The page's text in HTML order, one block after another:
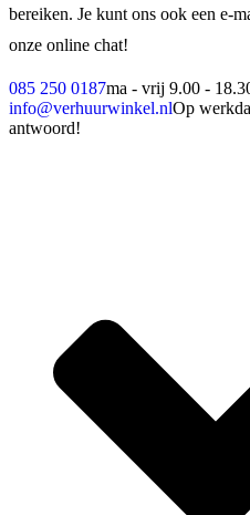
bereiken. Je kunt ons ook een e-
onze online chat!
085 250 0187ma - vrij 9.00 -
info@verhuurwinkel.nlOp
antwoord!